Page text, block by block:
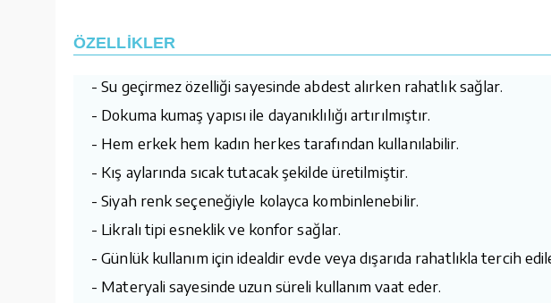
ÖZELLİKLER
- Su geçirmez özelliği sayesinde abdest alırken rahatlık sağlar.
- Dokuma kumaş yapısı ile dayanıklılığı artırılmıştır.
- Hem erkek hem kadın herkes tarafından kullanılabilir.
- Kış aylarında sıcak tutacak şekilde üretilmiştir.
- Siyah renk seçeneğiyle kolayca kombinlenebilir.
- Likralı tipi esneklik ve konfor sağlar.
- Günlük kullanım için idealdir evde veya dışarıda rahatlıkla tercih
- Materyali sayesinde uzun süreli kullanım vaat eder.